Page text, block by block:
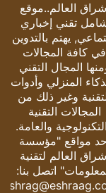
العالم..موقع
تقني إخباري
يهتم بالتدوين
في كافة المجالات
المجال التقني
المنزلي وأدوات
وغير ذلك من
المجالات التقنية
والعامة.
مواقع "مؤسسة
العالم لتقنية
اتصل بنا: